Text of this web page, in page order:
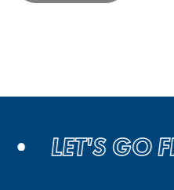
LET'S GO